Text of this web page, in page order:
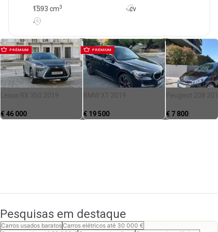
- cv
1593 cm3
-
PRÉMIUM
Lexus RX 350 2019
€ 46 000
PRÉMIUM
BMW X1 2019
€ 19 500
Peugeot 208
€ 7 800
Pesquisas em destaque
Carros usados baratosCarros elétricos até 30 000 €